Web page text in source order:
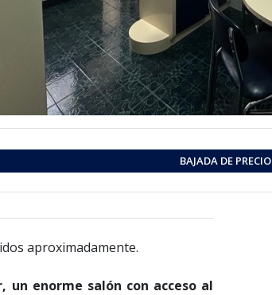
BAJADA DE PRECIO
aproximadamente.
un enorme salón con acceso al